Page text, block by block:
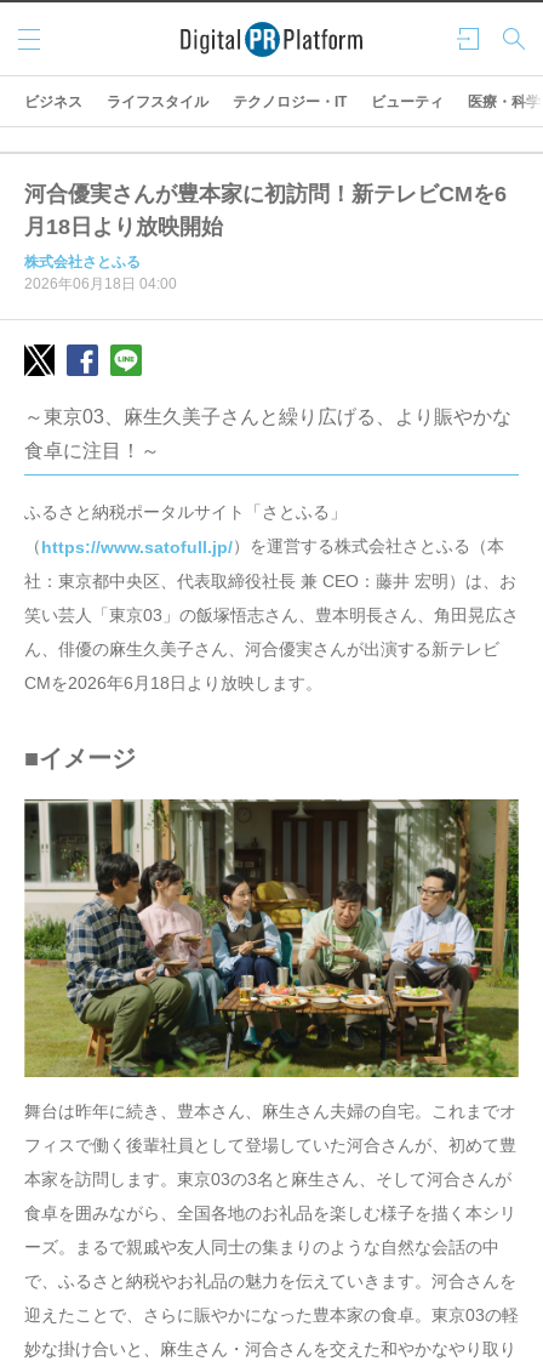
ログ
イン
検索
メニ
ュー
ビジネス ライフスタイル テクノロジー・IT ビューティ 医療・科学
河合優実さんが豊本家に初訪問！新テレビCMを6
月18日より放映開始
株式会社さとふる
2026年06月18日 04:00
～東京03、麻生久美子さんと繰り広げる、より賑やかな
食卓に注目！～
ふるさと納税ポータルサイト「さとふる」
（https://www.satofull.jp/）を運営する株式会社さとふる（本
社：東京都中央区、代表取締役社長 兼 CEO：藤井 宏明）は、お
笑い芸人「東京03」の飯塚悟志さん、豊本明長さん、角田晃広さ
ん、俳優の麻生久美子さん、河合優実さんが出演する新テレビ
CMを2026年6月18日より放映します。
■イメージ
舞台は昨年に続き、豊本さん、麻生さん夫婦の自宅。これまでオ
フィスで働く後輩社員として登場していた河合さんが、初めて豊
本家を訪問します。東京03の3名と麻生さん、そして河合さんが
食卓を囲みながら、全国各地のお礼品を楽しむ様子を描く本シリ
ーズ。まるで親戚や友人同士の集まりのような自然な会話の中
で、ふるさと納税やお礼品の魅力を伝えていきます。河合さんを
迎えたことで、さらに賑やかになった豊本家の食卓。東京03の軽
妙な掛け合いと、麻生さん・河合さんを交えた和やかなやり取り